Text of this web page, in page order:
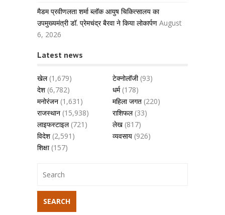
मैडम प्रवीणलता शर्मा ब्लॉक आयुष चिकित्सालय का
उपमुख्यमंत्री डॉ. प्रेमचंद्र बैरवा ने किया लोकार्पण August
6, 2026
Latest news
खेल(1,679) टेक्नोलॉजी(93)
देश(6,782) धर्म(178)
मनोरंजन (1,631) महिला जगत (220)
राजस्थान (15,938) राशिफल(33)
लाइफस्टाइल(721) लेख (817)
विदेश(2,591) व्यवसाय (926)
शिक्षा(157)